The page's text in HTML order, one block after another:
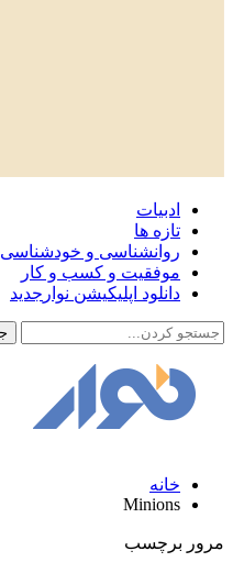
ادبیات
تازه ها
روانشناسی و خودشناسی
موفقیت و کسب و کار
دانلود اپلیکیشن نوار جدید
خانه
Minions
مرور برچسب